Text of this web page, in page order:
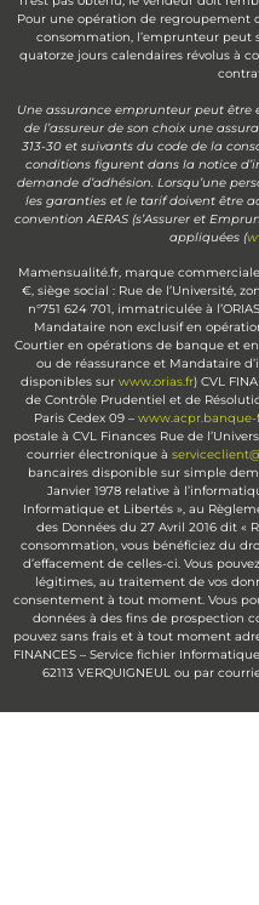
Pour une opération de regroupement
consommation, l’emprunteur peut
quatorze jours calendaires révolus à
Une assurance emprunteur peut être
de l’assureur de son choix une
313-30 et suivants du code de la
conditions figurent dans la notice
demande d’adhésion. Lorsqu’une
les garanties et le tarif doivent être
convention AERAS (s’Assurer et
appliquées (
Mamensualité.fr, marque commerciale
€, siège social : Rue de l’Université,
n°751 624 701, immatriculée à
Mandataire non exclusif en
Courtier en opérations de banque et
ou de réassurance et Mandataire
disponibles sur www.orias.fr) CVL
de Contrôle Prudentiel et de
Paris Cedex 09 – www.acpr.banque-
postale à CVL Finances Rue de
courrier électronique à
bancaires disponible sur simple
Janvier 1978 relative à
Informatique et Libertés », au
des Données du 27 Avril 2016 dit «
consommation, vous bénéficiez du
d’effacement de celles-ci. Vous
légitimes, au traitement de vos
consentement à tout moment. Vous
données à des fins de prospection
pouvez sans frais et à tout moment
FINANCES – Service fichier
62113 VERQUIGNEUL ou par